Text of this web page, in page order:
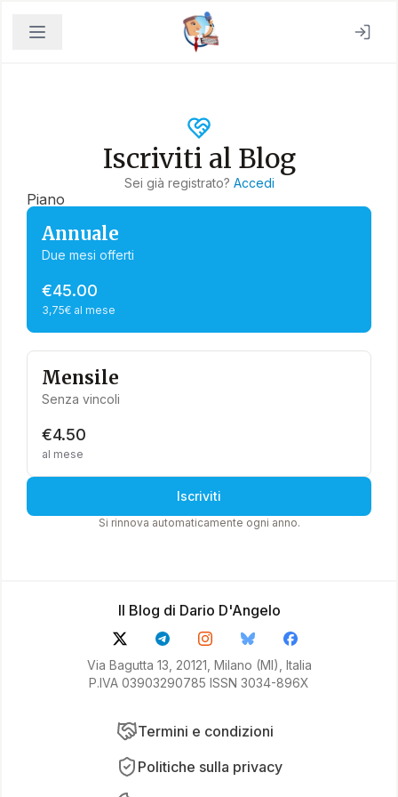
Iscriviti al Blog
Sei già registrato? Accedi
Piano
Annuale
Due mesi offerti
€45.00
3,75€ al mese
Mensile
Senza vincoli
€4.50
al mese
Iscriviti
Si rinnova automaticamente ogni anno.
Termini e condizioni
Politiche sulla privacy
Il Blog di Dario D'Angelo
Via Bagutta 13, 20121, Milano (MI), Italia
P.IVA 03903290785 ISSN 3034-896X